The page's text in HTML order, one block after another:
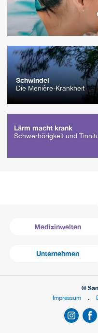
Schwindel
Die Menière-Krankheit
Lärm macht krank
Schwerhörigkeit und
Medizinwelten
Unternehmen
©
Impressum